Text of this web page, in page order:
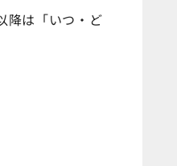
降は「いつ・ど